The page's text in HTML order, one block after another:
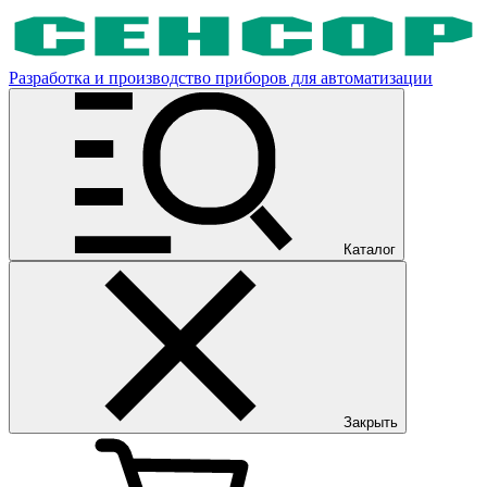
Разработка и производство приборов для автоматизации
Каталог
Закрыть